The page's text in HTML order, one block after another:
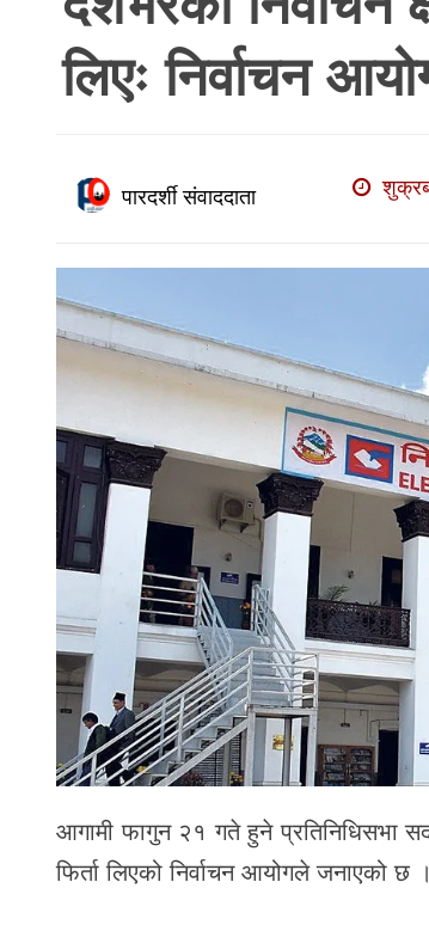
खाेज
खबर
विविध
लिएः निर्वाचन
पारदर्शी संवाददाता
आगामी फागुन २१ गते हुने प्रतिनिधिसभा
फिर्ता लिएको निर्वाचन आयोगले जनाएको छ ।